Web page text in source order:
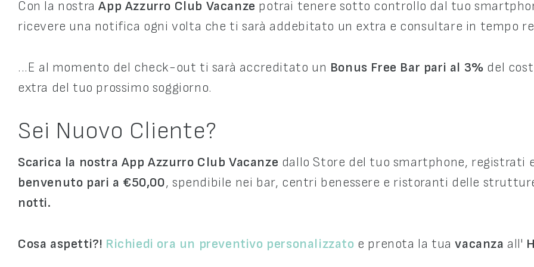
Con la nostraApp Azzurro Club Vacanze potrai tenere sotto controllo dal tuo
ricevere una notifica ogni volta che ti sarà addebitato un extra e consultare in tempo
...E al momento del check-out ti sarà accreditato un Bonus Free Bar pari al 3% del
extra del tuo prossimo soggiorno.
Sei Nuovo Cliente?
Scarica la nostra App Azzurro Club Vacanze dallo Store del tuo smartphone, registrati
benvenuto pari a €50,00, spendibile nei bar, centri benessere e ristoranti delle
notti.
Cosa aspetti?! Richiedi ora un preventivo personalizzato e prenota la tuavacanzaall'